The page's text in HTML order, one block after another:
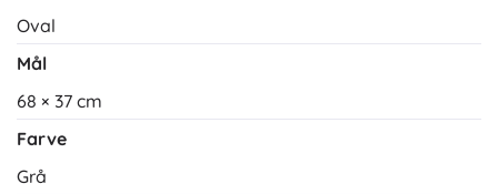
Oval
Mål
68 × 37 cm
Farve
Grå